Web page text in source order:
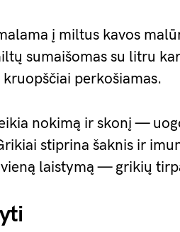
į miltus kavos
sumaišomas su litru
perkošiamas.
nokimą ir skonį —
stiprina šaknis ir
laistymą — grikių